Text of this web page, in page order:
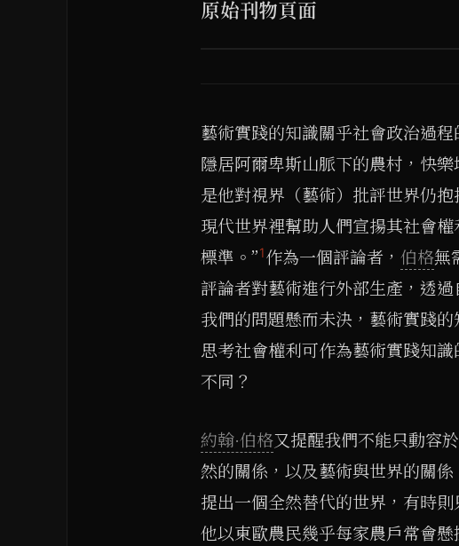
原始刊物頁面
藝術實踐的知識關乎社會政治過
隱居阿爾卑斯山脈下的農村，快
是他對視界（藝術）批評世界仍
現代世界裡幫助人們宣揚其社會
標準。”1作為一個評論者， 伯格無
評論者對藝術進行外部生產，透
我們的問題懸而未決，藝術實踐
思考社會權利可作為藝術實踐知
不同？
約翰·伯格又提醒我們不能只動容
然的關係，以及藝術與世界的關
提出一個全然替代的世界，有時
他以東歐農民幾乎每家農戶常會